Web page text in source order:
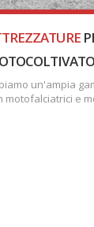
un'ampia
motofalciatrici e